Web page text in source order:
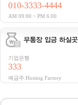
010-3333-4444
AM 09:00 ~ PM 6:00
기업은행
333
예금주:Hosting Factory